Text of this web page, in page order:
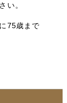
い。
75歳まで